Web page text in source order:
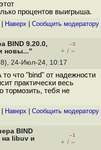
процентов выигрыша.
| Наверх Cообщить модератору
BIND 9.20.0,
новы..."
–3
+ / –
24-Июл-24, 10:17
что "bind" от надежности
практически весь
тормозить, тебя не
| Наверх Cообщить модератору
BIND
на libuv и
–1
+ / –